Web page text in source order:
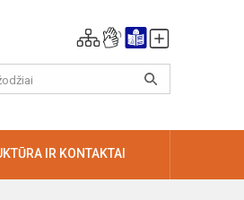
IR KONTAKTAI